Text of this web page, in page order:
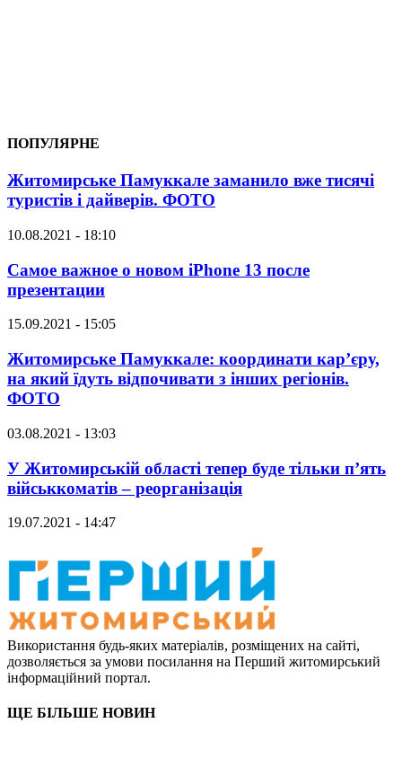
ПОПУЛЯРНЕ
Житомирське Памуккале заманило вже тисячі
туристів і дайверів. ФОТО
10.08.2021 - 18:10
Самое важное о новом iPhone 13 после
презентации
15.09.2021 - 15:05
Житомирське Памуккале: координати кар’єру,
на який їдуть відпочивати з інших регіонів.
ФОТО
03.08.2021 - 13:03
У Житомирській області тепер буде тільки п’ять
військкоматів – реорганізація
19.07.2021 - 14:47
Використання будь-яких матеріалів, розміщених на сайті,
дозволяється за умови посилання на Перший житомирський
інформаційний портал.
ЩЕ БІЛЬШЕ НОВИН